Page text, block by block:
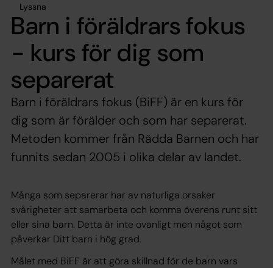
Lyssna
Barn i föräldrars fokus
- kurs för dig som
separerat
Barn i föräldrars fokus (BiFF) är en kurs för
dig som är förälder och som har separerat.
Metoden kommer från Rädda Barnen och har
funnits sedan 2005 i olika delar av landet.
Många som separerar har av naturliga orsaker
svårigheter att samarbeta och komma överens runt sitt
eller sina barn. Detta är inte ovanligt men något som
påverkar Ditt barn i hög grad.
Målet med BiFF är att göra skillnad för de barn vars